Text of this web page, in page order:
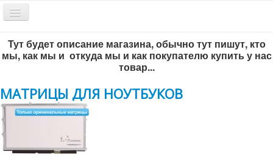
Включить/
выключить
Обратный звонок
Тут будет описание магазина, обычно тут пишут, кто
мы, как мы и откуда мы и как покупателю купить у нас
товар...
МАТРИЦЫ ДЛЯ НОУТБУКОВ